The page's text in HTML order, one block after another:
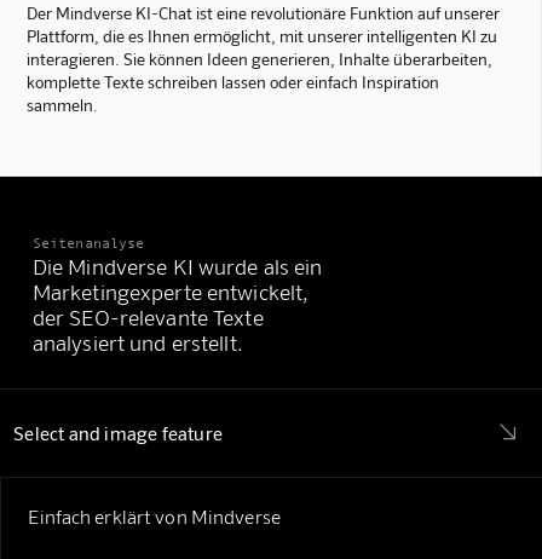
Der Mindverse KI-Chat ist eine revolutionäre Funktion auf unserer
Plattform, die es Ihnen ermöglicht, mit unserer intelligenten KI zu
interagieren. Sie können Ideen generieren, Inhalte überarbeiten,
komplette Texte schreiben lassen oder einfach Inspiration
sammeln.
Seitenanalyse
Die Mindverse KI wurde als ein
Marketingexperte entwickelt,
der SEO-relevante Texte
analysiert und erstellt.
Select and image feature 
Einfach erklärt von Mindverse